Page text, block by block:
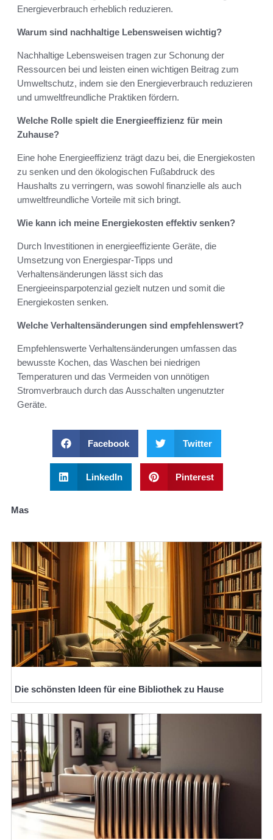
Energieverbrauch erheblich reduzieren.
Warum sind nachhaltige Lebensweisen wichtig?
Nachhaltige Lebensweisen tragen zur Schonung der
Ressourcen bei und leisten einen wichtigen Beitrag zum
Umweltschutz, indem sie den Energieverbrauch reduzieren
und umweltfreundliche Praktiken fördern.
Welche Rolle spielt die Energieeffizienz für mein
Zuhause?
Eine hohe Energieeffizienz trägt dazu bei, die Energiekosten
zu senken und den ökologischen Fußabdruck des
Haushalts zu verringern, was sowohl finanzielle als auch
umweltfreundliche Vorteile mit sich bringt.
Wie kann ich meine Energiekosten effektiv senken?
Durch Investitionen in energieeffiziente Geräte, die
Umsetzung von Energiespar-Tipps und
Verhaltensänderungen lässt sich das
Energieeinsparpotenzial gezielt nutzen und somit die
Energiekosten senken.
Welche Verhaltensänderungen sind empfehlenswert?
Empfehlenswerte Verhaltensänderungen umfassen das
bewusste Kochen, das Waschen bei niedrigen
Temperaturen und das Vermeiden von unnötigen
Stromverbrauch durch das Ausschalten ungenutzter
Geräte.
Facebook Twitter
LinkedIn Pinterest
Mas
Die schönsten Ideen für eine Bibliothek zu Hause